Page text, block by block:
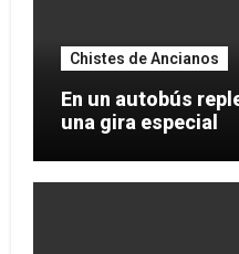
Chistes de Ancianos
En un autobús
una gira especial